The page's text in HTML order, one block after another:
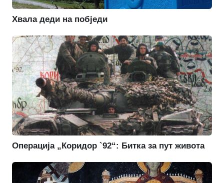
Хвала деди на побједи
Операција „Коридор `92“: Битка за пут живота